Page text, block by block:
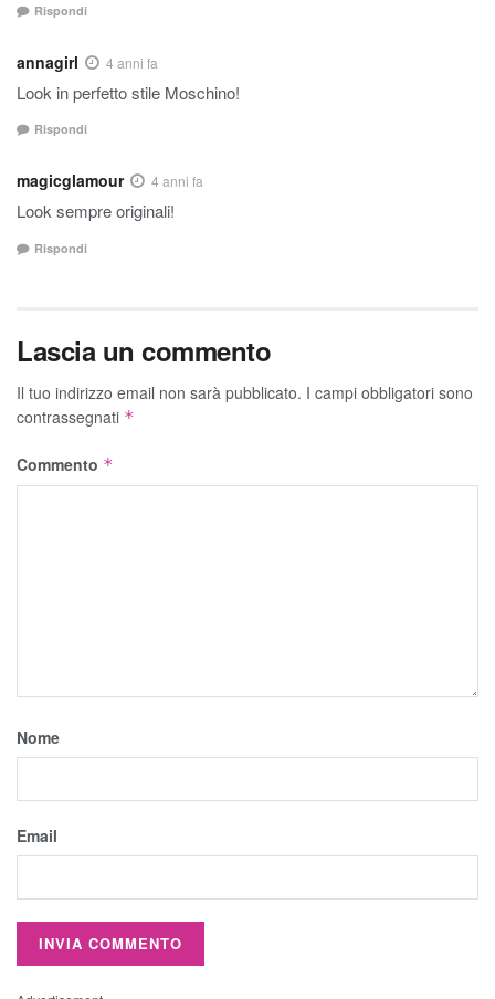
Rispondi
annagirl 4 anni fa
Look in perfetto stile Moschino!
Rispondi
magicglamour 4 anni fa
Look sempre originali!
Rispondi
Lascia un commento
Il tuo indirizzo email non sarà pubblicato. I campi obbligatori sono
contrassegnati *
Commento *
Nome
Email